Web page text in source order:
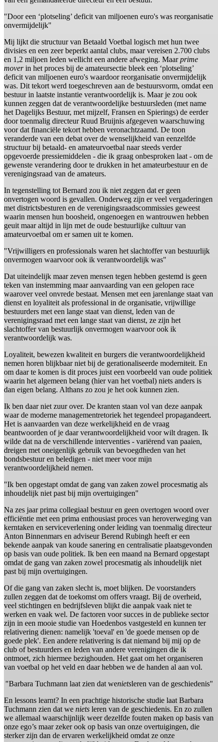
"Door een ‘plotseling’ deficit van miljoenen euro's was reorganisatie
onvermijdelijk"
Mij lijkt die structuur van Betaald Voetbal logisch met hun twee
divisies en een zeer beperkt aantal clubs, maar vereisen 2.700 clubs
en 1,2 miljoen leden wellicht een andere afweging. Maarprime
moverin het proces bij de amateursectie bleek een ‘plotseling’
deficit van miljoenen euro's waardoor reorganisatie onvermijdelijk
was. Dit tekort werd toegeschreven aan de bestuursvorm, omdat een
bestuur in laatste instantie verantwoordelijk is. Maar je zou ook
kunnen zeggen dat de verantwoordelijke bestuursleden (met name
het Dagelijks Bestuur, met mijzelf, Fransen en Spierings) de eerder
door toenmalig directeur Ruud Bruijnis afgegeven waarschuwing
voor dat financiële tekort hebben veronachtzaamd. De toon
veranderde van een debat over de wenselijkheid van eenzelfde
structuur bij betaald- en amateurvoetbal naar steeds verder
opgevoerde pressiemiddelen - die ik graag onbesproken laat - om de
gewenste verandering door te drukken in het amateurbestuur en de
verenigingsraad van de amateurs.
In tegenstelling tot Bernard zou ik niet zeggen dat er geen
onvertogen woord is gevallen. Onderweg zijn er veel vergaderingen
met districtsbesturen en de verenigingsraadscommissies geweest
waarin mensen hun boosheid, ongenoegen en wantrouwen hebben
geuit maar altijd in lijn met de oude bestuurlijke cultuur van
amateurvoetbal om er samen uit te komen.
"Vrijwilligers en professionals waren het slachtoffer van bestuurlijk
onvermogen waarvoor ook ik verantwoordelijk was"
Dat uiteindelijk maar zeven mensen tegen hebben gestemd is geen
teken van instemming maar aanvaarding van een gelopen race
waarover veel onvrede bestaat. Mensen met een jarenlange staat van
dienst en loyaliteit als professional in de organisatie, vrijwillige
bestuurders met een lange staat van dienst, leden van de
verenigingsraad met een lange staat van dienst, ze zijn het
slachtoffer van bestuurlijk onvermogen waarvoor ook ik
verantwoordelijk was.
Loyaliteit, bewezen kwaliteit en burgers die verantwoordelijkheid
nemen horen blijkbaar niet bij de gerationaliseerde moderniteit. En
om daar te komen is dit proces juist een voorbeeld van oude politiek
waarin het algemeen belang (hier van het voetbal) niets anders is
dan eigen belang. Althans zo zou je het ook kunnen zien.
Ik ben daar niet zuur over. De kranten staan vol van deze aanpak
waar de moderne managementretoriek het tegendeel propagandeert.
Het is aanvaarden van deze werkelijkheid en de vraag
beantwoorden of je daar verantwoordelijkheid voor wilt dragen. Ik
wilde dat na de verschillende interventies - variërend van paaien,
dreigen met oneigenlijk gebruik van bevoegdheden van het
bondsbestuur en beledigen - niet meer voor mijn
verantwoordelijkheid nemen.
"Ik ben opgestapt omdat de gang van zaken zowel procesmatig als
inhoudelijk niet past bij mijn overtuigingen"
Na zes jaar prima collegiaal bestuur en geen overtogen woord over
efficiëntie met een prima enthousiast proces van heroverweging van
kerntaken en serviceverlening onder leiding van toenmalig directeur
Anton Binnenmars en adviseur Berend Rubingh heeft er een
bekende aanpak van koude sanering en centralisatie plaatsgevonden
op basis van oude politiek. Ik ben een maand na Bernard opgestapt
omdat de gang van zaken zowel procesmatig als inhoudelijk niet
past bij mijn overtuigingen.
Of die gang van zaken slecht is, moet blijken. De voorstanders
zullen zeggen dat de toekomst om offers vraagt. Bij de overheid,
veel stichtingen en bedrijfsleven blijkt die aanpak vaak niet te
werken en vaak wel. De factoren voor succes in de publieke sector
zijn in een mooie studie van Hoedenbos vastgesteld en kunnen ter
relativering dienen: namelijk 'toeval' en 'de goede mensen op de
goede plek'. Een andere relativering is dat niemand bij mij op de
club of bestuurders en leden van andere verenigingen die ik
ontmoet, zich hiermee bezighouden. Het gaat om het organiseren
van voetbal op het veld en daar hebben we de handen al aan vol.
"Barbara Tuchmann laat zien dat wenietsleren van de geschiedenis"
En lessons learnt? In een prachtige historische studie laat Barbara
Tuchmann zien dat we niets leren van de geschiedenis. En zo zullen
we allemaal waarschijnlijk weer dezelfde fouten maken op basis van
onze ego’s maar zeker ook op basis van onze overtuigingen, die
sterker zijn dan de ervaren werkelijkheid omdat ze onze